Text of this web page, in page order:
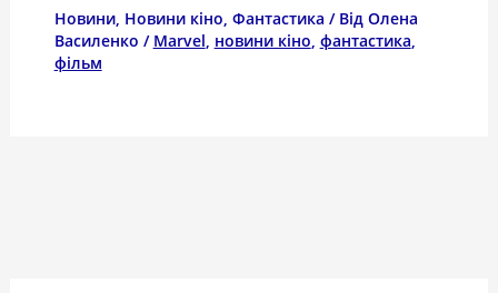
Новини, Новини кіно, Фантастика / Від Олена
Василенко / Marvel, новини кіно, фантастика,
фільм